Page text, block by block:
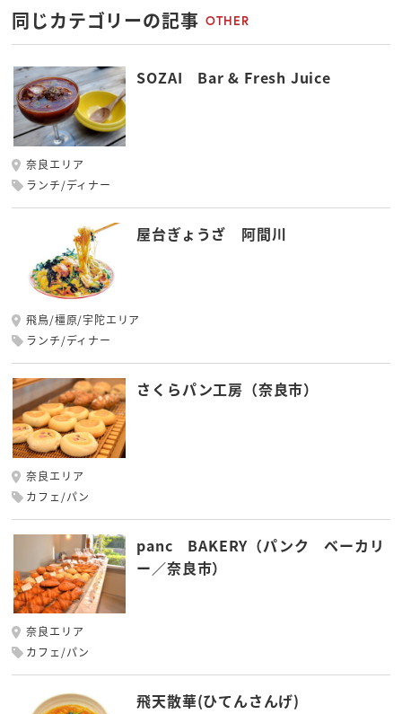
同じカテゴリーの記事 OTHER
SOZAI Bar & Fresh Juice
奈良エリア
ランチ/ディナー
屋台ぎょうざ 阿間川
飛鳥/橿原/宇陀エリア
ランチ/ディナー
さくらパン工房（奈良市）
奈良エリア
カフェ/パン
panc BAKERY（パンク ベーカリ
ー／奈良市）
奈良エリア
カフェ/パン
飛天散華(ひてんさんげ)